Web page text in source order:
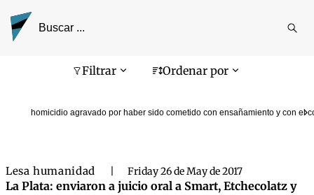
Filtrar Ordenar por
homicidio agravado por haber sido cometido con ensañamiento y con el
Pantalla de búsqueda
Lesa humanidad Friday 26 de May de 2017
La Plata: enviaron a juicio oral a Smart, Etchecolatz y